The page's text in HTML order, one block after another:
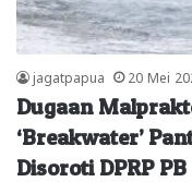
jagatpapua 20 Mei
Dugaan
‘Breakwater’
Disoroti DPRP PB